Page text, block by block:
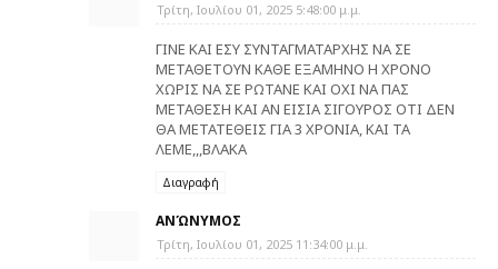
Τρίτη, Ιουλίου 01, 2025 5:48:00 μ.μ.
ΓΙΝΕ ΚΑΙ ΕΣΥ ΣΥΝΤΑΓΜΑΤΑΡΧΗΣ ΝΑ ΣΕ
ΜΕΤΑΘΕΤΟΥΝ ΚΑΘΕ ΕΞΑΜΗΝΟ Η ΧΡΟΝΟ
ΧΩΡΙΣ ΝΑ ΣΕ ΡΩΤΑΝΕ ΚΑΙ ΟΧΙ ΝΑ ΠΑΣ
ΜΕΤΑΘΕΣΗ ΚΑΙ ΑΝ ΕΙΣΙΑ ΣΙΓΟΥΡΟΣ ΟΤΙ ΔΕΝ
ΘΑ ΜΕΤΑΤΕΘΕΙΣ ΓΙΑ 3 ΧΡΟΝΙΑ, ΚΑΙ ΤΑ
ΛΕΜΕ,,,ΒΛΑΚΑ
Διαγραφή
ΑΝΏΝΥΜΟΣ
Τρίτη, Ιουλίου 01, 2025 11:34:00 μ.μ.